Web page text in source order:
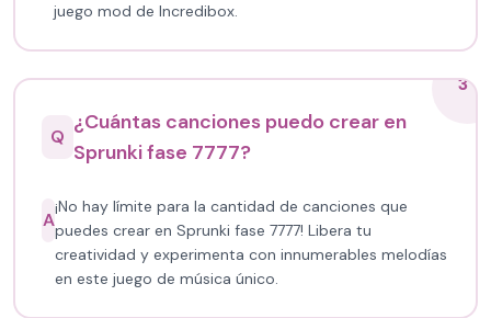
juego mod de Incredibox.
3
Q
¿Cuántas canciones puedo crear en
Sprunki fase 7777?
A
¡No hay límite para la cantidad de canciones que
puedes crear en Sprunki fase 7777! Libera tu
creatividad y experimenta con innumerables melodías
en este juego de música único.